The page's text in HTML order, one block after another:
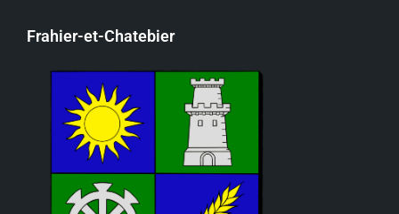
Frahier-et-Chatebier